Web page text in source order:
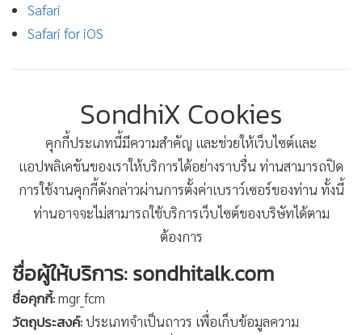
Safari
Safari for iOS
SondhiX Cookies
คุกกี้ประเภทนี้มีความสำคัญ และช่วยให้เว็บไซต์และ
แอปพลิเคชันของเราให้บริการได้อย่างราบรื่น ท่านสามารถปิด
การใช้งานคุกกี้ดังกล่าวผ่านการตั้งค่าเบราว์เซอร์ของท่าน ทั้งนี้
ท่านอาจจะไม่สามารถใช้บริการเว็บไซต์ของบริษัทได้ตาม
ต้องการ
ชื่อผู้ให้บริการ: sondhitalk.com
ชื่อคุกกี้:mgr_fcm
วัตถุประสงค์:ประเภทจำเป็นถาวร เพื่อเก็บข้อมูลความ